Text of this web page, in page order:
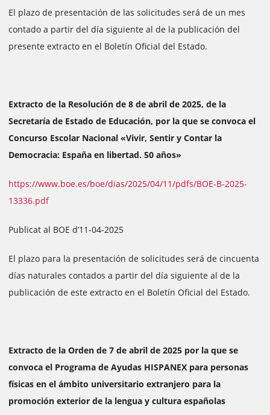
El plazo de presentación de las solicitudes será de un mes
contado a partir del día siguiente al de la publicación del
presente extracto en el Boletín Oficial del Estado.
Extracto de la Resolución de 8 de abril de 2025, de la
Secretaría de Estado de Educación, por la que se convoca el
Concurso Escolar Nacional «Vivir, Sentir y Contar la
Democracia: España en libertad. 50 años»
https://www.boe.es/boe/dias/2025/04/11/pdfs/BOE-B-2025-
13336.pdf
Publicat al BOE d’11-04-2025
El plazo para la presentación de solicitudes será de cincuenta
días naturales contados a partir del día siguiente al de la
publicación de este extracto en el Boletín Oficial del Estado.
Extracto de la Orden de 7 de abril de 2025 por la que se
convoca el Programa de Ayudas HISPANEX para personas
físicas en el ámbito universitario extranjero para la
promoción exterior de la lengua y cultura españolas